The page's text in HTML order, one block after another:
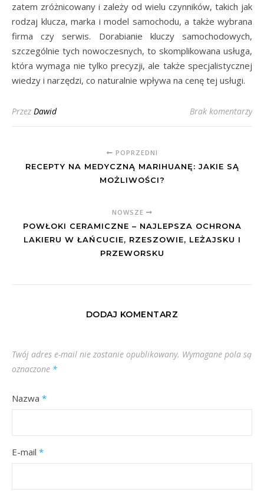
zatem zróżnicowany i zależy od wielu czynników, takich jak
rodzaj klucza, marka i model samochodu, a także wybrana
firma czy serwis. Dorabianie kluczy samochodowych,
szczególnie tych nowoczesnych, to skomplikowana usługa,
która wymaga nie tylko precyzji, ale także specjalistycznej
wiedzy i narzędzi, co naturalnie wpływa na cenę tej usługi.
Przez Dawid Brak komentarzy
POPRZEDNI
RECEPTY NA MEDYCZNĄ MARIHUANĘ: JAKIE SĄ
MOŻLIWOŚCI?
NOWSZE
POWŁOKI CERAMICZNE – NAJLEPSZA OCHRONA
LAKIERU W ŁAŃCUCIE, RZESZOWIE, LEŻAJSKU I
PRZEWORSKU
DODAJ KOMENTARZ
Twój adres e-mail nie zostanie opublikowany. Wymagane pola są
oznaczone *
Nazwa *
E-mail *